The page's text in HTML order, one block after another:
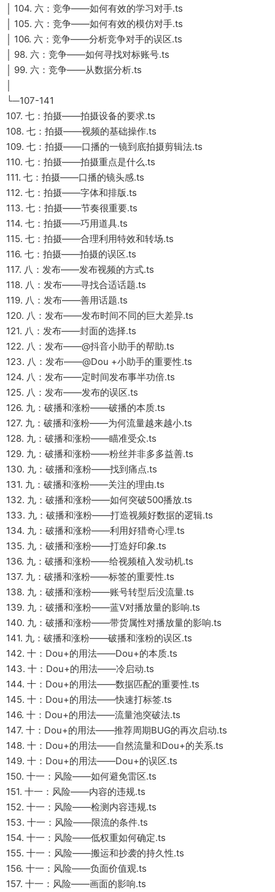
│ 104. 六：竞争——如何有效的学习对手.ts
│ 105. 六：竞争——如何有效的模仿对手.ts
│ 106. 六：竞争——分析竞争对手的误区.ts
│ 98. 六：竞争——如何寻找对标账号.ts
│ 99. 六：竞争——从数据分析.ts
└─107-141
107. 七：拍摄——拍摄设备的要求.ts
108. 七：拍摄——视频的基础操作.ts
109. 七：拍摄——口播的一镜到底拍摄剪辑法.ts
110. 七：拍摄——拍摄重点是什么.ts
111. 七：拍摄——口播的镜头感.ts
112. 七：拍摄——字体和排版.ts
113. 七：拍摄——节奏很重要.ts
114. 七：拍摄——巧用道具.ts
115. 七：拍摄——合理利用特效和转场.ts
116. 七：拍摄——拍摄的误区.ts
117. 八：发布——发布视频的方式.ts
118. 八：发布——寻找合适话题.ts
119. 八：发布——善用话题.ts
120. 八：发布——发布时间不同的巨大差异.ts
121. 八：发布——封面的选择.ts
122. 八：发布——@抖音小助手的帮助.ts
123. 八：发布——@Dou +小助手的重要性.ts
124. 八：发布——定时间发布事半功倍.ts
125. 八：发布——发布的误区.ts
126. 九：破播和涨粉——破播的本质.ts
127. 九：破播和涨粉——为何流量越来越小.ts
128. 九：破播和涨粉——瞄准受众.ts
129. 九：破播和涨粉——粉丝并非多多益善.ts
130. 九：破播和涨粉——找到痛点.ts
131. 九：破播和涨粉——关注的理由.ts
132. 九：破播和涨粉——如何突破500播放.ts
133. 九：破播和涨粉——打造视频好数据的逻辑.ts
134. 九：破播和涨粉——利用好猎奇心理.ts
135. 九：破播和涨粉——打造好印象.ts
136. 九：破播和涨粉——给视频植入发动机.ts
137. 九：破播和涨粉——标签的重要性.ts
138. 九：破播和涨粉——账号转型后没流量.ts
139. 九：破播和涨粉——蓝V对播放量的影响.ts
140. 九：破播和涨粉——带货属性对播放量的影响.ts
141. 九：破播和涨粉——破播和涨粉的误区.ts
142. 十：Dou+的用法——Dou+的本质.ts
143. 十：Dou+的用法——冷启动.ts
144. 十：Dou+的用法——数据匹配的重要性.ts
145. 十：Dou+的用法——快速打标签.ts
146. 十：Dou+的用法——流量池突破法.ts
147. 十：Dou+的用法——推荐周期BUG的再次启动.ts
148. 十：Dou+的用法——自然流量和Dou+的关系.ts
149. 十：Dou+的用法——Dou+的误区.ts
150. 十一：风险——如何避免雷区.ts
151. 十一：风险——内容的违规.ts
152. 十一：风险——检测内容违规.ts
153. 十一：风险——限流的条件.ts
154. 十一：风险——低权重如何确定.ts
155. 十一：风险——搬运和抄袭的持久性.ts
156. 十一：风险——负面价值观.ts
157. 十一：风险——画面的影响.ts